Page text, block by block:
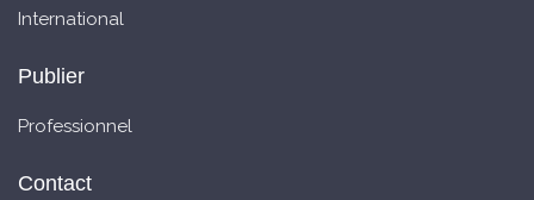
International
Publier
Professionnel
Contact